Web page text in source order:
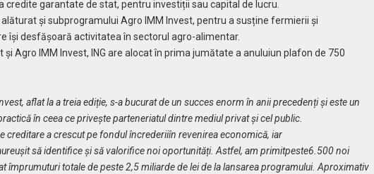
credite garantate de stat, pentru investiții sau capital de lucru.
alăturat și subprogramului Agro IMM Invest, pentru a susține fermierii și
își desfășoară activitatea în sectorul agro-alimentar.
și Agro IMM Invest, ING are alocat în prima jumătate a anuluiun plafon de 750
aflat la a treia ediție, s-a bucurat de un succes enorm în anii precedenți și este un
în ceea ce privește parteneriatul dintre mediul privat și cel public.
creditare a crescut pe fondul încrederiiîn revenirea economică, iar
să identifice și să valorifice noi oportunități. Astfel, am primitpeste6.500 noi
împrumuturi totale de peste 2,5 miliarde de lei de la lansarea programului. Aproximativ